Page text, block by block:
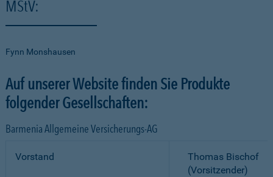
MStV:
Fynn Monshausen
Auf unserer Website finden Sie Produkte
folgender Gesellschaften:
Barmenia Allgemeine Versicherungs-AG
Vorstand
Thomas Bischof
(Vorsitzender)